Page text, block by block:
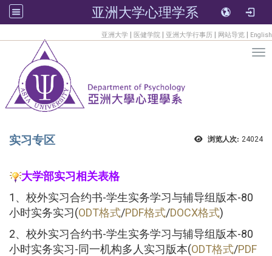
亚洲大学心理学系
亚洲大学 | 医健学院 | 亚洲大学行事历 | 网站导览 | English
浏览人次: 24024
实习专区
大学部实习相关表格
1、校外实习合约书-学生实务学习与辅导组版本-80
小时实务实习(ODT格式/PDF格式/DOCX格式)
2、校外实习合约书-学生实务学习与辅导组版本-80
小时实务实习-同一机构多人实习版本(ODT格式/PDF